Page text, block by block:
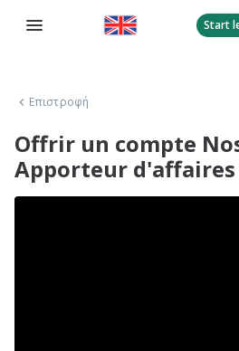
Start
Επιστροφή
Offrir un compte
Apporteur d'affaires